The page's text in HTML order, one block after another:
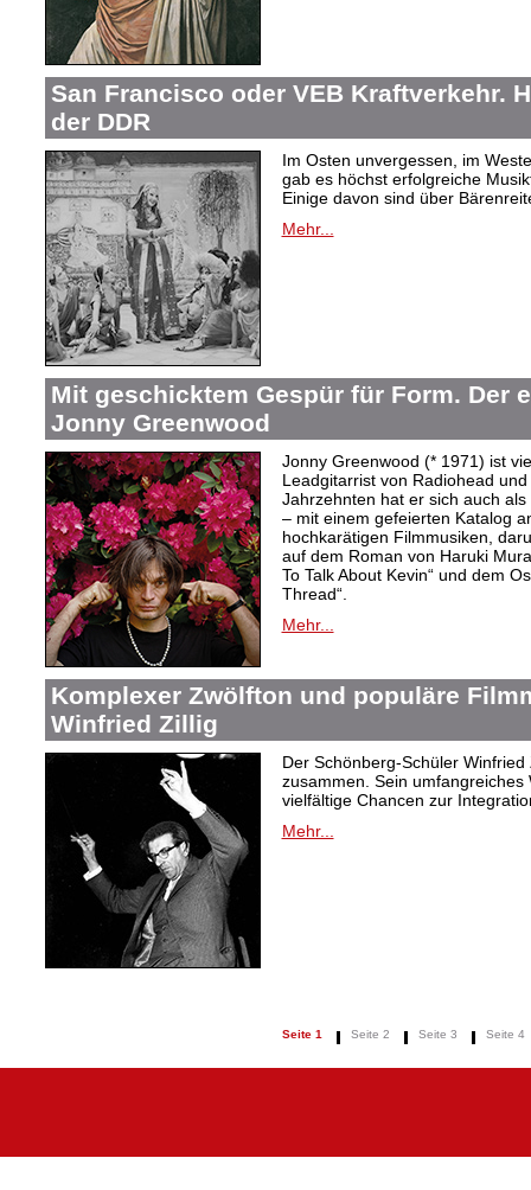
San Francisco oder VEB Kraftverkehr.
der DDR
Im Osten unvergessen, im
gab es höchst erfolgreiche
Einige davon sind über
Mehr...
Mit geschicktem Gespür für Form. Der
Jonny Greenwood
Jonny Greenwood (* 1971) ist
Leadgitarrist von Radiohead
Jahrzehnten hat er sich auch
– mit einem gefeierten Katalog
hochkarätigen Filmmusiken,
auf dem Roman von Haruki
To Talk About Kevin“ und dem
Thread“.
Mehr...
Komplexer Zwölfton und populäre
Winfried Zillig
Der Schönberg-Schüler
zusammen. Sein
vielfältige Chancen zur
Mehr...
Seite 1 Seite 2 Seite 3 Seite 4